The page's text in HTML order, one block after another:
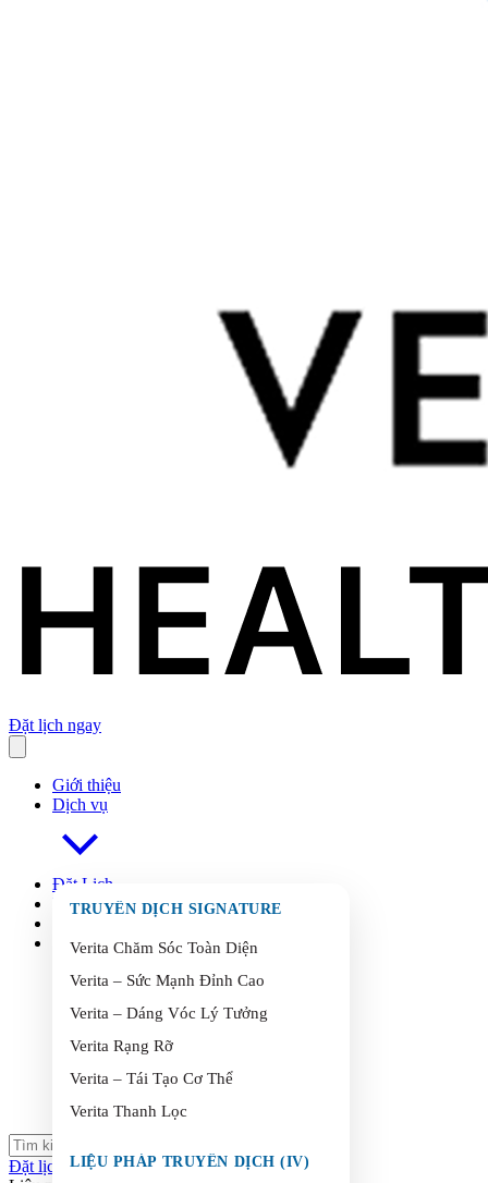
Đặt lịch ngay
Giới thiệu
Dịch vụ
TRUYỀN DỊCH SIGNATURE
Verita Chăm Sóc Toàn Diện
Verita – Sức Mạnh Đỉnh Cao
Verita – Dáng Vóc Lý Tưởng
Verita Rạng Rỡ
Verita – Tái Tạo Cơ Thể
Verita Thanh Lọc
LIỆU PHÁP TRUYỀN DỊCH (IV)
Đặt Lịch
FAQs
Liên Hệ
Đặt lịch ngay